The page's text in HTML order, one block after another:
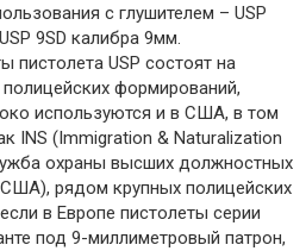
с глушителем – USP
9SD калибра 9мм.
USP состоят на
формирований,
используются и в США, в том
INS (Immigration & Naturalization
охраны высших должностных
рядом крупных полицейских
в Европе пистолеты серии
под 9-миллиметровый патрон,